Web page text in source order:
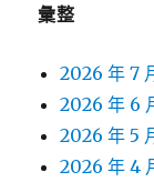
彙整
2026 年 7
2026 年 6
2026 年 5
2026 年 4